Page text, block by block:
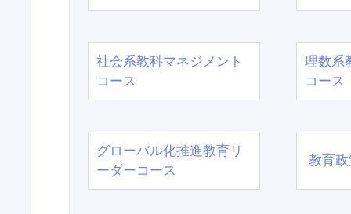
社会系教科マネジメント
コース
理数系
コース
グローバル化推進教育リ
ーダーコース
教育